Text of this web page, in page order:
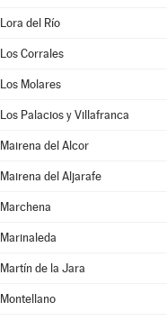
Lora del Río
Los Corrales
Los Molares
Los Palacios y Villafranca
Mairena del Alcor
Mairena del Aljarafe
Marchena
Marinaleda
Martín de la Jara
Montellano